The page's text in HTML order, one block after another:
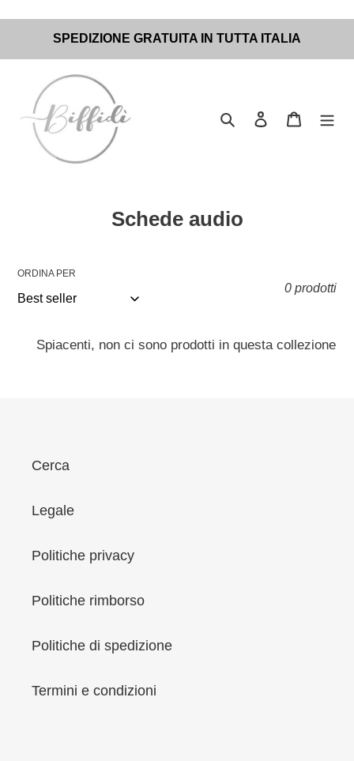
contenuti
SPEDIZIONE GRATUITA IN TUTTA ITALIA
Cerca Accedi Carrello
C
z
Schede audio
ORDINA PER
0 prodotti
Spiacenti, non ci sono prodotti in questa collezione
Cerca
Legale
Politiche privacy
Politiche rimborso
Politiche di spedizione
Termini e condizioni